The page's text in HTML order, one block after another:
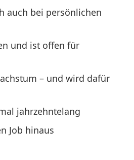
auch bei persönlichen
und ist offen für
– und wird dafür
jahrzehntelang
Job hinaus